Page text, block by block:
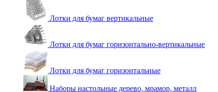
Лотки для бумаг вертикальные
Лотки для бумаг горизонтально-вертикальные
Лотки для бумаг горизонтальные
Наборы настольные дерево, мрамор, металл